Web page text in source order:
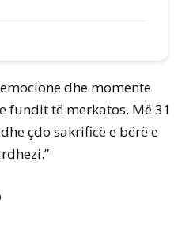
dhe momente
fundit të merkatos. Më 31
çdo sakrificë e bërë e